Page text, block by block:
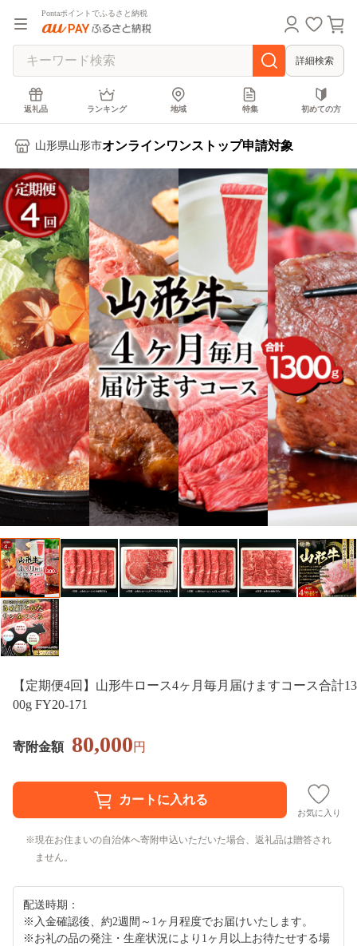
Pontaポイントでふるさと納税
詳細検索
返礼品 ランキング 地域 特集 初めての方
山形県山形市オンラインワンストップ申請対象
【定期便4回】山形牛ロース4ヶ月毎月届けますコース合計13
00g FY20-171
寄附金額 80,000円
お気に入り
現在お住まいの自治体へ寄附申込いただいた場合、返礼品は贈答され
ません。
配送時期：
※入金確認後、約2週間～1ヶ月程度でお届けいたします。
※お礼の品の発注・生産状況により1ヶ月以上お待たせする場